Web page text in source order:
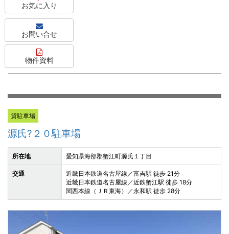
お気に入り
お問い合せ
物件資料
貸駐車場
源氏?２０駐車場
所在地 愛知県海部郡蟹江町源氏１丁目
交通
近畿日本鉄道名古屋線／富吉駅 徒歩 21分
近畿日本鉄道名古屋線／近鉄蟹江駅 徒歩 18分
関西本線（ＪＲ東海）／永和駅 徒歩 28分